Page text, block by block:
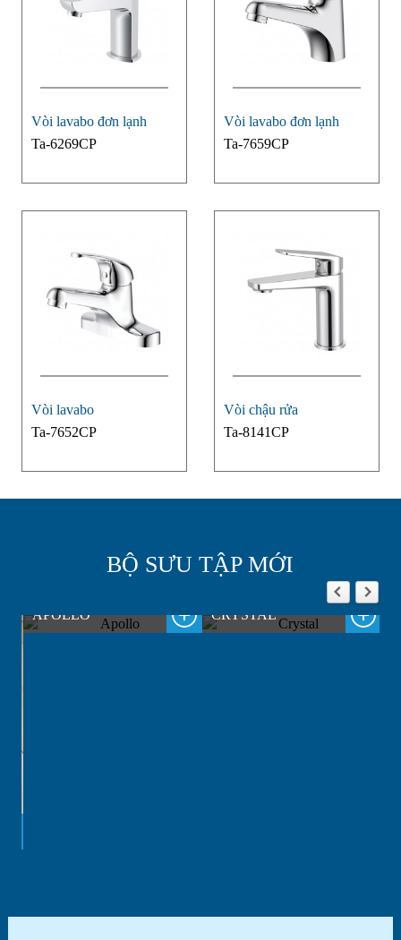
Vòi lavabo đơn lạnh
Ta-6269CP
Vòi lavabo đơn lạnh
Ta-7659CP
Vòi lavabo
Ta-7652CP
Vòi chậu rửa
Ta-8141CP
BỘ SƯU TẬP MỚI
APOLLO CRYSTAL